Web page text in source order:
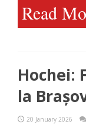
Read
Hochei:
la
20 January 2026